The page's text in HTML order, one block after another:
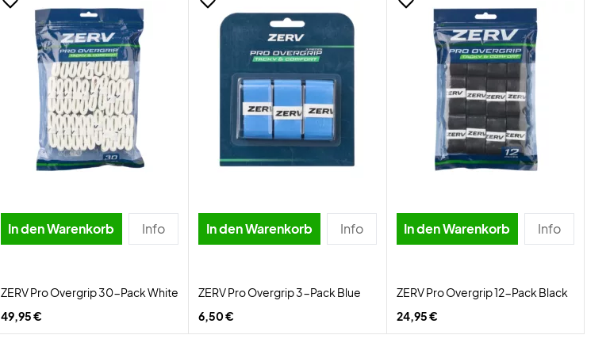
In den Warenkorb Info
ZERV Pro Overgrip 30-Pack White
49,95 €
In den Warenkorb Info
ZERV Pro Overgrip 3-Pack Blue
6,50 €
In den Warenkorb Info
ZERV Pro Overgrip 12-Pack Black
24,95 €